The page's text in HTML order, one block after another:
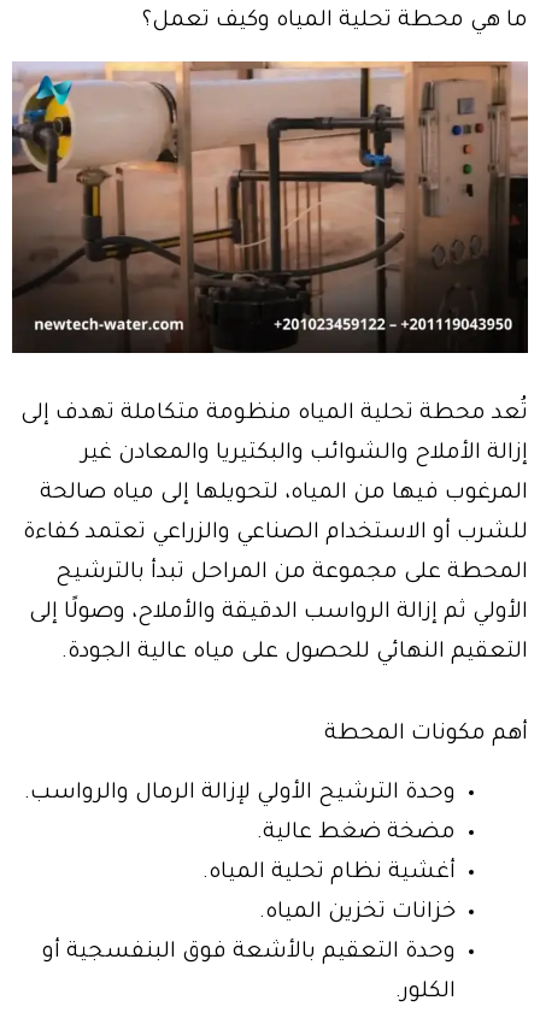
ما هي محطة تحلية المياه وكيف تعمل؟
تُعد محطة تحلية المياه منظومة متكاملة تهدف إلى
إزالة الأملاح والشوائب والبكتيريا والمعادن غير
المرغوب فيها من المياه، لتحويلها إلى مياه صالحة
للشرب أو الاستخدام الصناعي والزراعي تعتمد كفاءة
المحطة على مجموعة من المراحل تبدأ بالترشيح
الأولي ثم إزالة الرواسب الدقيقة والأملاح، وصولًا إلى
التعقيم النهائي للحصول على مياه عالية الجودة.
أهم مكونات المحطة
وحدة الترشيح الأولي لإزالة الرمال والرواسب.
مضخة ضغط عالية.
أغشية نظام تحلية المياه.
خزانات تخزين المياه.
وحدة التعقيم بالأشعة فوق البنفسجية أو
الكلور.